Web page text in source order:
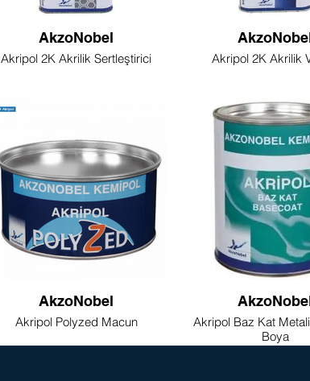
AkzoNobel
Akripol 2K Akrilik Sertleştirici Akripol 2K Akrilik
AkzoNobel
Akripol Polyzed Macun
Akripol Baz Kat
Boya